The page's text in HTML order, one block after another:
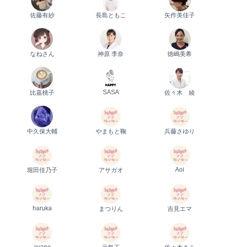
佐藤有紗 長島ともこ 矢作美佳子
なねさん 神原 李奈 徳嶋美希
比嘉桃子 SASA 佐々木 綾
中久保大輔 やまもと鞠 兵藤さゆり
堀田佳乃子 アサガオ Aoi
haruka まつりん 吉見エマ